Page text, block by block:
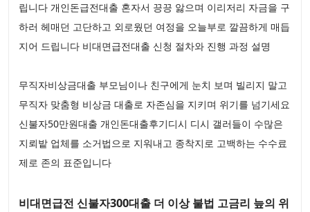
립니다 개인돈급전대출 혼자서 끙끙 앓으며 이리저리 자금을 구
하러 헤매던 고단하고 외로웠던 여정을 오늘부로 깔끔하게 매듭
지어 드립니다 비대면급전대출 신청 절차와 진행 과정 설명
무직자비상금대출 부모님이나 친구에게 눈치 보며 빌리지 말고
무직자 맞춤형 비상금 대출로 자존심을 지키며 위기를 넘기세요
신불자50만원대출 개인돈대출후기디시 디시 갤러들이 수많은
지뢰밭 업체를 소거법으로 지워내고 종착지로 고백하는 수수료
제로 존의 표준입니다
비대면급전 신불자300대출 더 이상 불법 고금리 늪의 위